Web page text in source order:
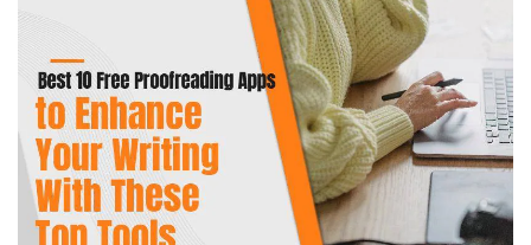
Legal
Sanidad
Finanzas
Gobierno
Guía del usuario
PDFelement para Windows
PDFelement para Mac
Videos tutoriales
PDFelement para iOS
PDFelement para Android